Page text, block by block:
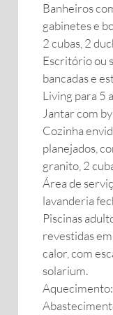
Banheiros
gabinetes e
2 cubas, 2
Escritório ou
bancadas e
Living para 5
Jantar com
Cozinha
planejados,
granito, 2
Área de
lavanderia
Piscinas
revestidas
calor, com
solarium.
Aquecimento: